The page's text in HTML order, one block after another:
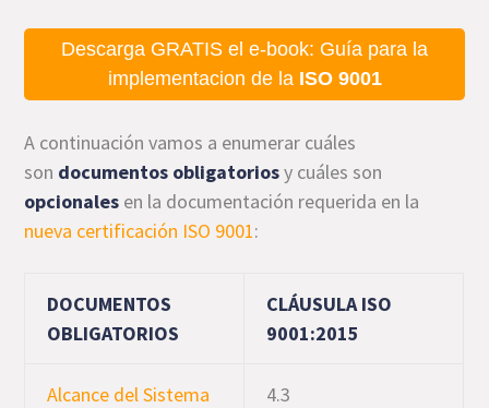
Descarga GRATIS el e-book: Guía para la
implementacion de la ISO 9001
A continuación vamos a enumerar cuáles
son documentos obligatoriosy cuáles son
opcionales en la documentación requerida en la
nueva certificación ISO 9001:
DOCUMENTOS
OBLIGATORIOS
CLÁUSULA ISO
9001:2015
Alcance del Sistema
4.3